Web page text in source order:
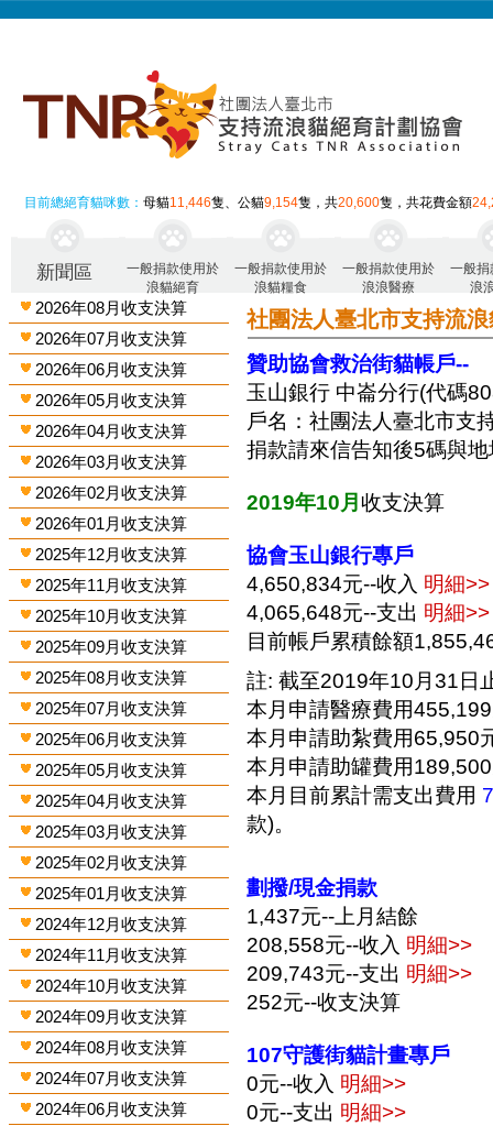
目前總絕育貓咪數：母貓11,446隻、公貓9,154隻，共20,600隻，共花費金額
新聞區
一般捐款使用於
浪貓絕育
一般捐款使用於
浪貓糧食
一般捐款使用於
浪浪醫療
一般捐
浪
2026年08月收支決算
2026年07月收支決算
2026年06月收支決算
2026年05月收支決算
2026年04月收支決算
2026年03月收支決算
2026年02月收支決算
2026年01月收支決算
2025年12月收支決算
2025年11月收支決算
2025年10月收支決算
2025年09月收支決算
2025年08月收支決算
2025年07月收支決算
2025年06月收支決算
2025年05月收支決算
2025年04月收支決算
2025年03月收支決算
2025年02月收支決算
2025年01月收支決算
2024年12月收支決算
2024年11月收支決算
2024年10月收支決算
2024年09月收支決算
2024年08月收支決算
2024年07月收支決算
2024年06月收支決算
社團法人臺北市支持流
贊助協會救治街貓帳戶--
玉山銀行 中崙分行(代碼
戶名：社團法人臺北市支
捐款請來信告知後5碼與
2019年10月收支決算
協會玉山銀行專戶
4,650,834元--收入 明細>>
4,065,648元--支出 明細>>
目前帳戶累積餘額
註: 截至2019年10月31日
本月申請醫療費用
本月申請助紮費用65,950
本月申請助罐費用
本月目前累計需支出費用
款)。
劃撥/現金捐款
1,437元--上月結餘
208,558元--收入 明細>>
209,743元--支出 明細>>
252元--收支決算
107守護街貓計畫專戶
0元--收入 明細>>
0元--支出 明細>>